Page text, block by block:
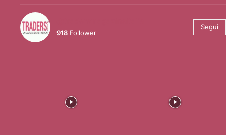
918 Follower
Segui